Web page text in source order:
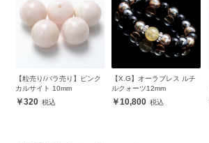
【粒売り/バラ売り】ピンク
カルサイト 10mm
320
【X.G】オーラブレス ルチ
ルクォーツ12mm
10,800